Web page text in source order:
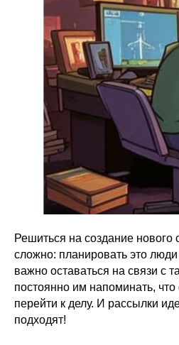
Решиться на создание нового
сложно: планировать это
важно оставаться на связи с
постоянно им напоминать,
перейти к делу. И рассылки
подходят!